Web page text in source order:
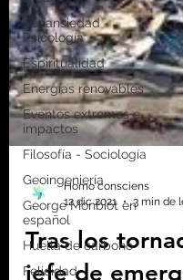
Ecoansiedad -
Psicología
Espiritualidad
Energías renovables
Eventos extremos e
impactos
Filosofía - Sociología
Geoingeniería
George Monbiot en
español
Huella de carbono
Felicidad
Homo consciens